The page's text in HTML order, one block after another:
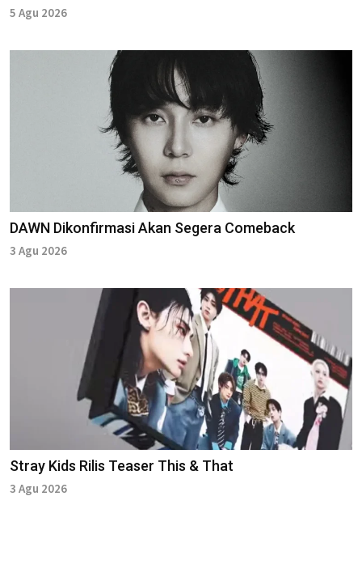
5 Agu 2026
DAWN Dikonfirmasi Akan Segera Comeback
3 Agu 2026
Stray Kids Rilis Teaser This & That
3 Agu 2026